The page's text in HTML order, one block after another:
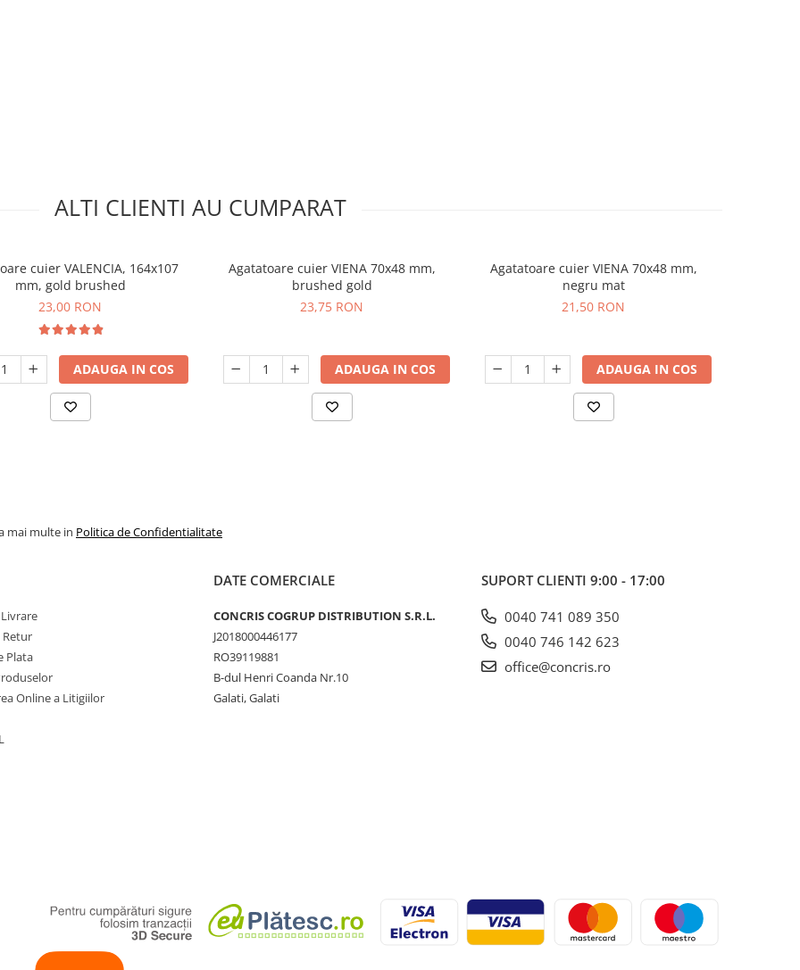
ALTI CLIENTI AU CUMPARAT
cuier VALENCIA, 164x107
mm, gold brushed
23,00 RON
ADAUGA IN COS
Agatatoare cuier VIENA 70x48 mm,
brushed gold
23,75 RON
ADAUGA IN COS
Agatatoare cuier VIENA 70x48 mm,
negru mat
21,50 RON
ADAUGA IN COS
mai multe in Politica de Confidentialitate
Retur
Plata
Online a Litigiilor
DATE COMERCIALE
CONCRIS COGRUP DISTRIBUTION S.R.L.
J2018000446177
RO39119881
B-dul Henri Coanda Nr.10
Galati, Galati
SUPORT CLIENTI 9:00 - 17:00
0040 741 089 350
0040 746 142 623
office@concris.ro